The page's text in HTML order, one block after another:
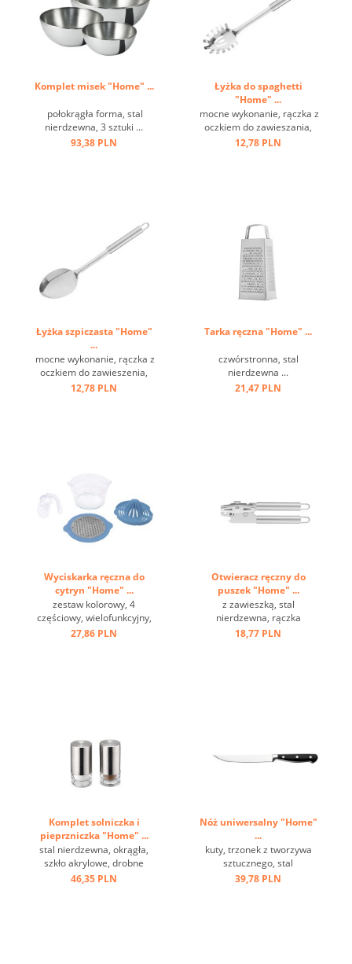
Komplet misek "Home" ...
połokrągła forma, stal
nierdzewna, 3 sztuki ...
93,38 PLN
Łyżka do spaghetti
"Home" ...
mocne wykonanie, rączka z
oczkiem do zawieszania,
stal nierdzewna ...
12,78 PLN
Łyżka szpiczasta "Home"
...
mocne wykonanie, rączka z
oczkiem do zawieszenia,
stal nierdzewna ...
12,78 PLN
Tarka ręczna "Home" ...
czwórstronna, stal
nierdzewna ...
21,47 PLN
Wyciskarka ręczna do
cytryn "Home" ...
zestaw kolorowy, 4
częściowy, wielofunkcyjny,
w pudełku ...
27,86 PLN
Otwieracz ręczny do
puszek "Home" ...
z zawieszką, stal
nierdzewna, rączka
wydrążona ...
18,77 PLN
Komplet solniczka i
pieprzniczka "Home" ...
stal nierdzewna, okrągła,
szkło akrylowe, drobne
dziurki ...
46,35 PLN
Nóż uniwersalny "Home"
...
kuty, trzonek z tworzywa
sztucznego, stal
milibdenowa ...
39,78 PLN